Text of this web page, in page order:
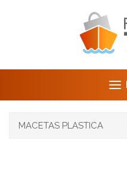
MACETAS PLASTICA